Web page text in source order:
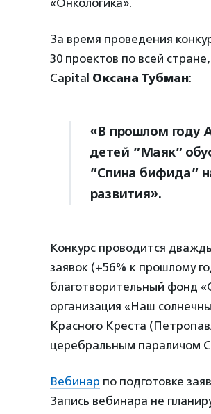
«Онкологика».
За время проведения
30 проектов по всей
Capital Оксана Тубман:
«В прошлом году
детей ”Маяк”
”Спина бифида”
развития».
Конкурс проводится
заявок (+56% к прошлому
благотворительный фонд
организация «Наш
Красного Креста
церебральным параличом
Вебинар по подготовке
Запись вебинара не